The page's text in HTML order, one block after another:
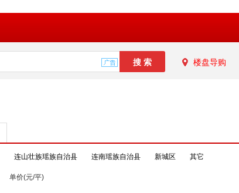
楼盘导购
连山壮族瑶族自治县 连南瑶族自治县 新城区 其它
单价(元/平)